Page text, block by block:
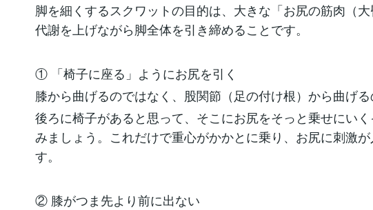
脚を細くするスクワットの目的は、大きな「お尻の筋肉（大
代謝を上げながら脚全体を引き締めることです。
① 「椅子に座る」ようにお尻を引く
膝から曲げるのではなく、股関節（足の付け根）から曲げる
後ろに椅子があると思って、そこにお尻をそっと乗せにい
みましょう。これだけで重心がかかとに乗り、お尻に刺激
す。
② 膝がつま先より前に出ない